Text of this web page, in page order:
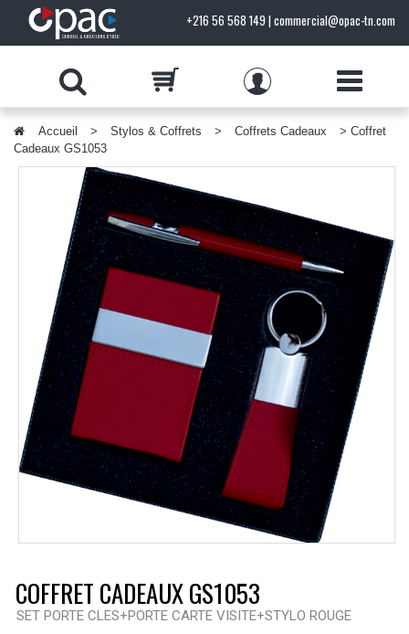
+216 56 568 149 | commercial@opac-tn.com
Accueil > Stylos & Coffrets > Coffrets Cadeaux
> Coffret
Cadeaux GS1053
PRODUITS
COFFRET CADEAUX GS1053
SET PORTE CLES+PORTE CARTE VISITE+STYLO ROUGE